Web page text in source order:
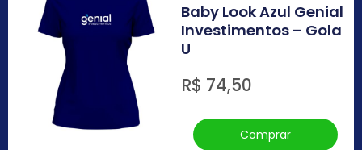
Baby Look Azul Genial
Investimentos – Gola
U
R$ 74,50
Comprar